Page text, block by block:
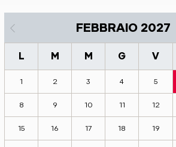
FEBBRAIO 2027
L M M G V
1 2 3 4 5
8 9 10 11 12
15 16 17 18 19